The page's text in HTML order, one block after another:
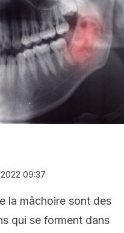
09:37
la mâchoire sont des
qui se forment dans